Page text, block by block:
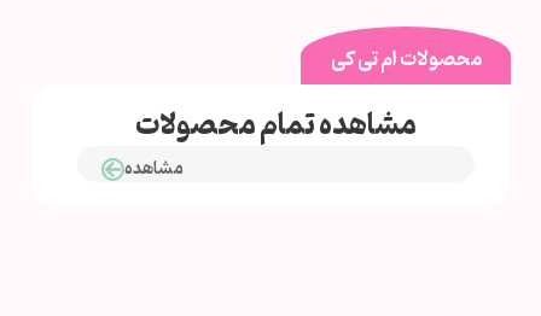
محصولات ام تی کی
مشاهده تمام محصولات
مشاهده